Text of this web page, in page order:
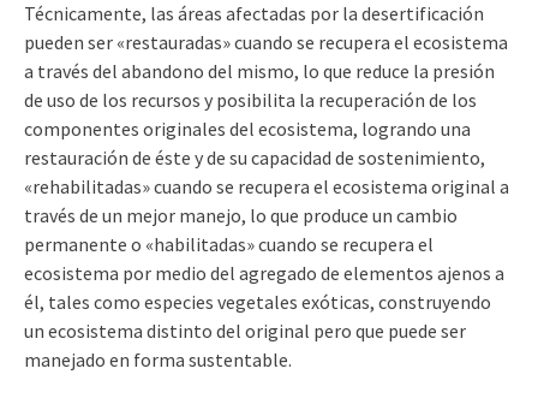
Técnicamente, las áreas afectadas por la desertificación
pueden ser «restauradas» cuando se recupera el ecosistema
a través del abandono del mismo, lo que reduce la presión
de uso de los recursos y posibilita la recuperación de los
componentes originales del ecosistema, logrando una
restauración de éste y de su capacidad de sostenimiento,
«rehabilitadas» cuando se recupera el ecosistema original a
través de un mejor manejo, lo que produce un cambio
permanente o «habilitadas» cuando se recupera el
ecosistema por medio del agregado de elementos ajenos a
él, tales como especies vegetales exóticas, construyendo
un ecosistema distinto del original pero que puede ser
manejado en forma sustentable.